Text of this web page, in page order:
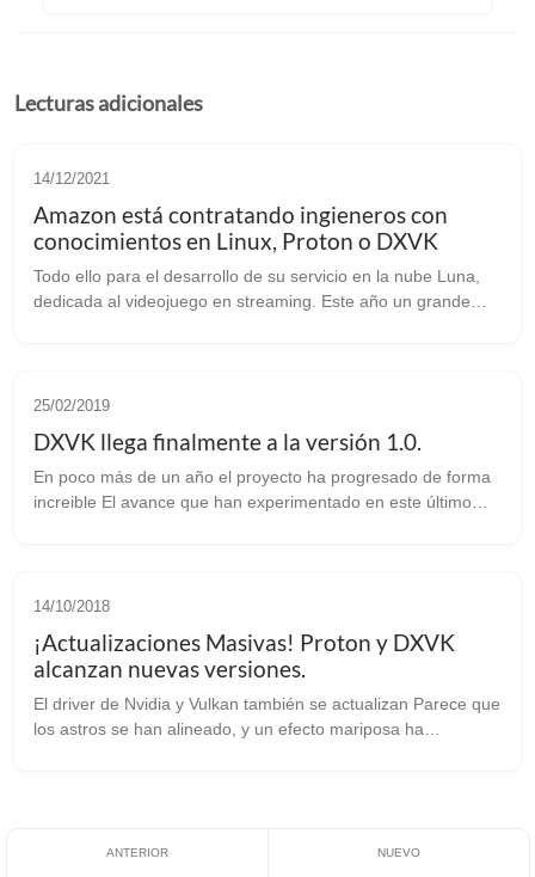
Lecturas adicionales
14/12/2021
Amazon está contratando ingieneros con
conocimientos en Linux, Proton o DXVK
Todo ello para el desarrollo de su servicio en la nube Luna,
dedicada al videojuego en streaming. Este año un grande
25/02/2019
DXVK llega finalmente a la versión 1.0.
En poco más de un año el proyecto ha progresado de forma
increible El avance que han experimentado en este último
14/10/2018
¡Actualizaciones Masivas! Proton y DXVK
alcanzan nuevas versiones.
El driver de Nvidia y Vulkan también se actualizan Parece que
los astros se han alineado, y un efecto mariposa ha